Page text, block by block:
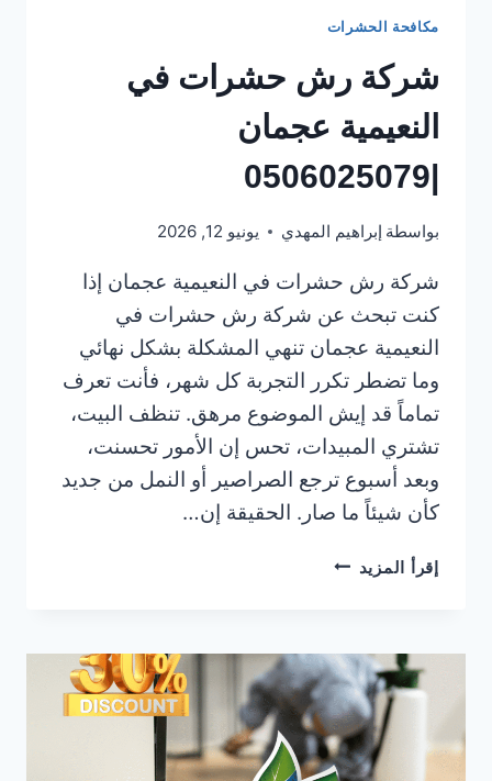
مكافحة الحشرات
شركة رش حشرات في
النعيمية عجمان
بواسطة إبراهيم المهدي يونيو 12, 2026
شركة رش حشرات في النعيمية عجمان إذا
كنت تبحث عن شركة رش حشرات في
النعيمية عجمان تنهي المشكلة بشكل نهائي
وما تضطر تكرر التجربة كل شهر، فأنت تعرف
تماماً قد إيش الموضوع مرهق. تنظف البيت،
تشتري المبيدات، تحس إن الأمور تحسنت،
وبعد أسبوع ترجع الصراصير أو النمل من جديد
كأن شيئاً ما صار. الحقيقة إن…
إقرأ المزيد شركة
النعيمية
عجمان
|0506025079